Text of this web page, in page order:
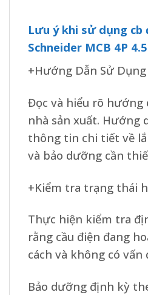
Lưu ý khi sử dụng cb
Schneider MCB 4P
+Hướng Dẫn Sử Dụng
Đọc và hiểu rõ hướng
nhà sản xuất. Hướng
thông tin chi tiết về
và bảo dưỡng cần
+Kiểm tra trạng thái
Thực hiện kiểm tra
rằng cầu điện đang
cách và không có vấn
Bảo dưỡng định kỳ